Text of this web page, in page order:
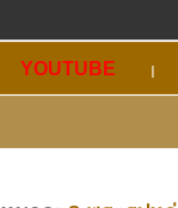
YOUTUBE